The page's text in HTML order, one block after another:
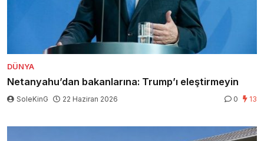
DÜNYA
Netanyahu’dan bakanlarına: Trump’ı eleştirmeyin
SoleKinG 22 Haziran 2026 0 13